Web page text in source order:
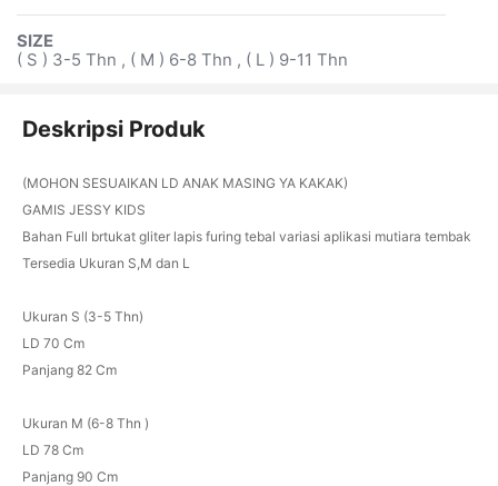
SIZE
( S ) 3-5 Thn , ( M ) 6-8 Thn , ( L ) 9-11 Thn
Deskripsi Produk
(MOHON SESUAIKAN LD ANAK MASING YA KAKAK)
GAMIS JESSY KIDS
Bahan Full brtukat gliter lapis furing tebal variasi aplikasi mutiara tembak
Tersedia Ukuran S,M dan L
Ukuran S (3-5 Thn)
LD 70 Cm
Panjang 82 Cm
Ukuran M (6-8 Thn )
LD 78 Cm
Panjang 90 Cm